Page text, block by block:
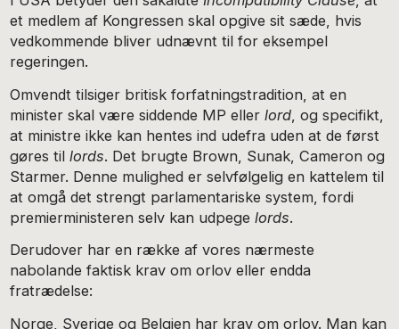
et medlem af Kongressen skal opgive sit sæde, hvis
vedkommende bliver udnævnt til for eksempel
regeringen.
Omvendt tilsiger britisk forfatningstradition, at en
minister skal være siddende MP ellerlord , og specifikt,
at ministre ikke kan hentes ind udefra uden at de først
gøres tillords. Det brugte Brown, Sunak, Cameron og
Starmer. Denne mulighed er selvfølgelig en kattelem til
at omgå det strengt parlamentariske system, fordi
premierministeren selv kan udpegelords.
Derudover har en række af vores nærmeste
nabolande faktisk krav om orlov eller endda
fratrædelse:
Norge, Sverige og Belgien har krav om orlov. Man kan